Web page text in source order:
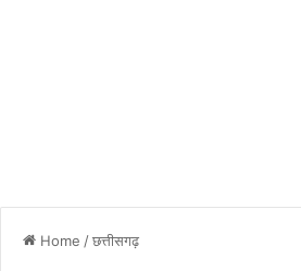
Home /छत्तीसगढ़